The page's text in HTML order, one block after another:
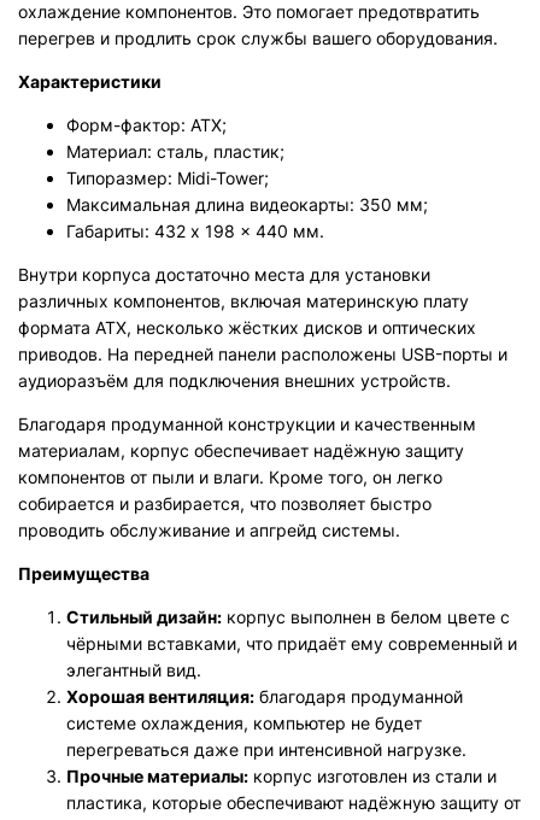
охлаждение компонентов. Это помогает предотвратить
перегрев и продлить срок службы вашего оборудования.
Характеристики
Форм-фактор: ATX;
Материал: сталь, пластик;
Типоразмер: Midi-Tower;
Максимальная длина видеокарты: 350 мм;
Габариты: 432 x 198 x 440 мм.
Внутри корпуса достаточно места для установки
различных компонентов, включая материнскую плату
формата ATX, несколько жёстких дисков и оптических
приводов. На передней панели расположены USB-порты и
аудиоразъём для подключения внешних устройств.
Благодаря продуманной конструкции и качественным
материалам, корпус обеспечивает надёжную защиту
компонентов от пыли и влаги. Кроме того, он легко
собирается и разбирается, что позволяет быстро
проводить обслуживание и апгрейд системы.
Преимущества
Стильный дизайн: корпус выполнен в белом цвете с
чёрными вставками, что придаёт ему современный и
элегантный вид.
Хорошая вентиляция: благодаря продуманной
системе охлаждения, компьютер не будет
перегреваться даже при интенсивной нагрузке.
Прочные материалы: корпус изготовлен из стали и
пластика, которые обеспечивают надёжную защиту от